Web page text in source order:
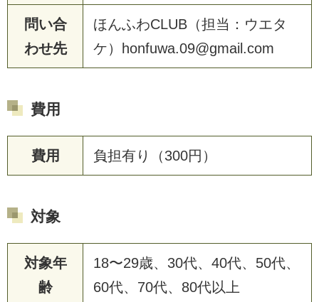
問い合
わせ先
ほんふわCLUB（担当：ウエタ
ケ）honfuwa.09@gmail.com
費用
費用 負担有り（300円）
対象
対象年
齢
18〜29歳、30代、40代、50代、
60代、70代、80代以上